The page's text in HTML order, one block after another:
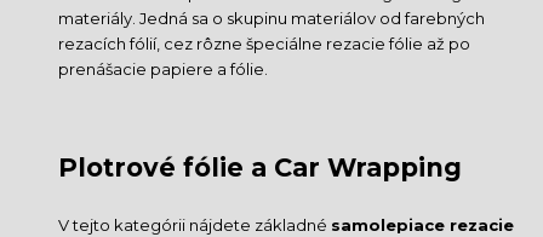
materiály. Jedná sa o skupinu materiálov od farebných
rezacích fólií, cez rôzne špeciálne rezacie fólie až po
prenášacie papiere a fólie.
Plotrové fólie a Car Wrapping
V tejto kategórii nájdete základné samolepiace rezacie